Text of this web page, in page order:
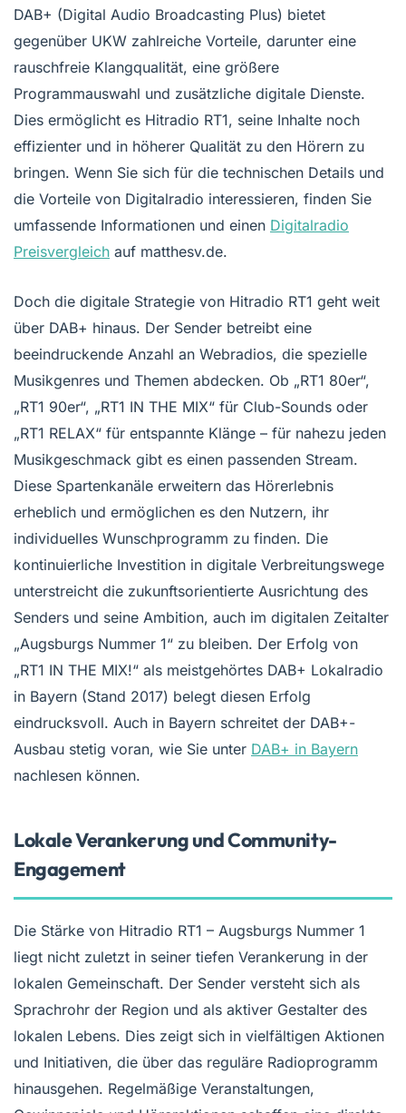
DAB+ (Digital Audio Broadcasting Plus) bietet
gegenüber UKW zahlreiche Vorteile, darunter eine
rauschfreie Klangqualität, eine größere
Programmauswahl und zusätzliche digitale Dienste.
Dies ermöglicht es Hitradio RT1, seine Inhalte noch
effizienter und in höherer Qualität zu den Hörern zu
bringen. Wenn Sie sich für die technischen Details und
die Vorteile von Digitalradio interessieren, finden Sie
umfassende Informationen und einen Digitalradio
Preisvergleich auf matthesv.de.
Doch die digitale Strategie von Hitradio RT1 geht weit
über DAB+ hinaus. Der Sender betreibt eine
beeindruckende Anzahl an Webradios, die spezielle
Musikgenres und Themen abdecken. Ob „RT1 80er“,
„RT1 90er“, „RT1 IN THE MIX“ für Club-Sounds oder
„RT1 RELAX“ für entspannte Klänge – für nahezu jeden
Musikgeschmack gibt es einen passenden Stream.
Diese Spartenkanäle erweitern das Hörerlebnis
erheblich und ermöglichen es den Nutzern, ihr
individuelles Wunschprogramm zu finden. Die
kontinuierliche Investition in digitale Verbreitungswege
unterstreicht die zukunftsorientierte Ausrichtung des
Senders und seine Ambition, auch im digitalen Zeitalter
„Augsburgs Nummer 1“ zu bleiben. Der Erfolg von
„RT1 IN THE MIX!“ als meistgehörtes DAB+ Lokalradio
in Bayern (Stand 2017) belegt diesen Erfolg
eindrucksvoll. Auch in Bayern schreitet der DAB+-
Ausbau stetig voran, wie Sie unter DAB+ in Bayern
nachlesen können.
Lokale Verankerung und Community-
Engagement
Die Stärke von Hitradio RT1 – Augsburgs Nummer 1
liegt nicht zuletzt in seiner tiefen Verankerung in der
lokalen Gemeinschaft. Der Sender versteht sich als
Sprachrohr der Region und als aktiver Gestalter des
lokalen Lebens. Dies zeigt sich in vielfältigen Aktionen
und Initiativen, die über das reguläre Radioprogramm
hinausgehen. Regelmäßige Veranstaltungen,